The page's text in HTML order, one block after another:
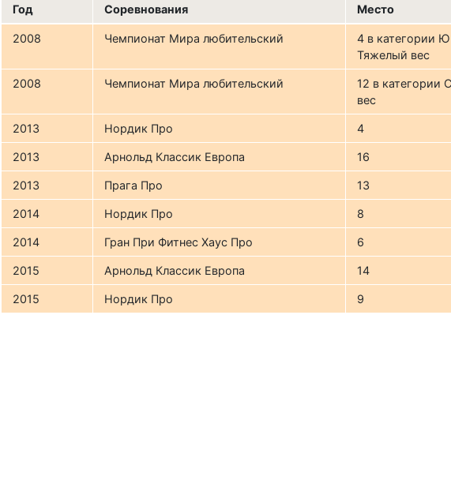
Год Соревнования Место
2008 Чемпионат Мира любительский
4 в категории
Тяжелый вес
2008 Чемпионат Мира любительский
12 в категории
вес
2013 Нордик Про 4
2013 Арнольд Классик Европа 16
2013 Прага Про 13
2014 Нордик Про 8
2014 Гран При Фитнес Хаус Про 6
2015 Арнольд Классик Европа 14
2015 Нордик Про 9